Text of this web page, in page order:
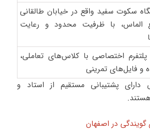
سکوت سفید واقع در خیابان طالقانی
الماس، با ظرفیت محدود و رعایت
اختصاصی با کلاس‌های تعاملی،
فایل‌های تمرینی
پشتیبانی مستقیم از استاد و